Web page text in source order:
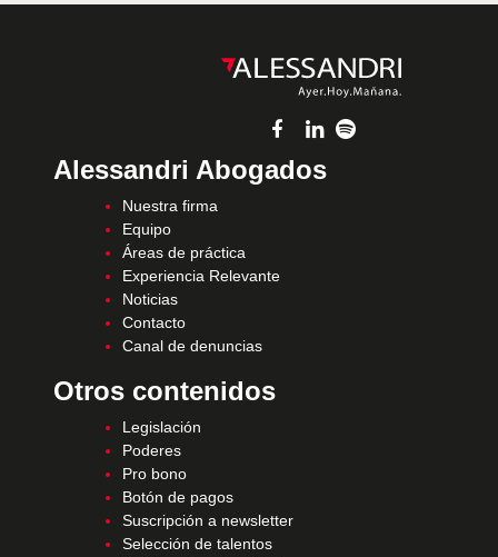
Alessandri Abogados
Nuestra firma
Equipo
Áreas de práctica
Experiencia Relevante
Noticias
Contacto
Canal de denuncias
Otros contenidos
Legislación
Poderes
Pro bono
Botón de pagos
Suscripción a newsletter
Selección de talentos